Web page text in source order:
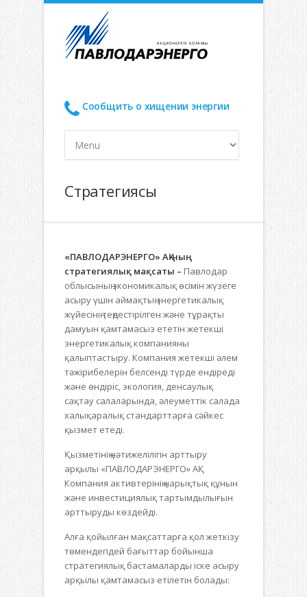
Сообщить о хищении энергии
Стратегиясы
«ПАВЛОДАРЭНЕРГО» АҚ-ның
стратегиялық мақсаты – Павлодар
облысының экономикалық өсімін жүзеге
асыру үшін аймақтың энергетикалық
жүйесінің теңдестірілген және тұрақты
дамуын қамтамасыз ететін жетекші
энергетикалық компанияны
қалыптастыру. Компания жетекші әлем
тәжірибелерін белсенді түрде ендіреді
және өндіріс, экология, денсаулық
сақтау салаларында, әлеуметтік салада
халықаралық стандарттарға сәйкес
қызмет етеді.
Қызметінің нәтижелілігін арттыру
арқылы «ПАВЛОДАРЭНЕРГО» АҚ
Компания активтерінің нарықтық құнын
және инвестициялық тартымдылығын
арттыруды көздейді.
Алға қойылған мақсаттарға қол жеткізу
төмендегідей бағыттар бойынша
стратегиялық бастамаларды іске асыру
арқылы қамтамасыз етілетін болады: